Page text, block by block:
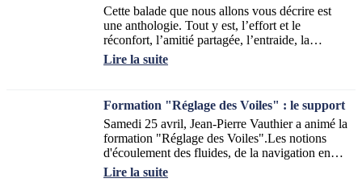
Cette balade que nous allons vous décrire est
une anthologie. Tout y est, l’effort et le
réconfort, l’amitié partagée, l’entraide, la
sécurité autour de notre guide randonneur...
Lire la suite
Formation "Réglage des Voiles" : le support
Samedi 25 avril, Jean-Pierre Vauthier a animé la
formation "Réglage des Voiles".Les notions
d'écoulement des fluides, de la navigation en
sous-puissance ou en surpuissance...
Lire la suite